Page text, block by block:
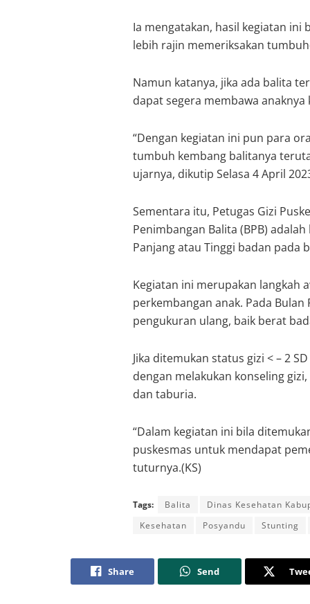
Ia mengatakan, hasil kegiatan
lebih rajin memeriksakan
Namun katanya, jika ada balita
dapat segera membawa
“Dengan kegiatan ini pun para
tumbuh kembang balitanya
ujarnya, dikutip Selasa 4 April
Sementara itu, Petugas Gizi
Penimbangan Balita (BPB)
Panjang atau Tinggi badan pada
Kegiatan ini merupakan langkah
perkembangan anak. Pada
pengukuran ulang, baik berat
Jika ditemukan status gizi < – 2
dengan melakukan konseling
dan taburia.
“Dalam kegiatan ini bila
puskesmas untuk mendapat
tuturnya.(KS)
Tags: Balita
Dinas Kesehatan
Kesehatan
Posyandu Stunting
Share Send